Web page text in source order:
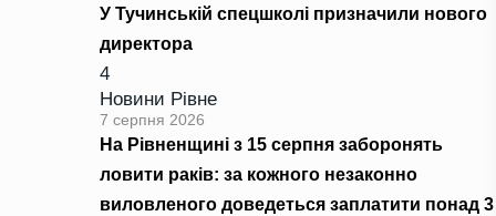
У Тучинській спецшколі призначили нового
директора
4
Новини Рівне
7 серпня 2026
На Рівненщині з 15 серпня заборонять
ловити раків: за кожного незаконно
виловленого доведеться заплатити понад 3